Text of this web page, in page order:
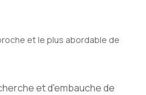
et d'embauche de